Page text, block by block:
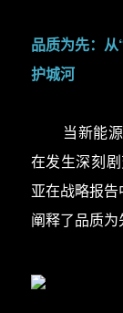
品质为先：
护城河
当新能源
在发生深刻
亚在战略报
阐释了品质为